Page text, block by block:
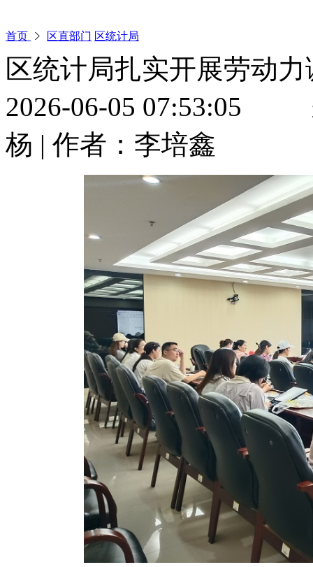
首页 区直部门 区统计局
区统计局扎实开展劳动
2026-06-05 07:53:05
杨 | 作者：李培鑫